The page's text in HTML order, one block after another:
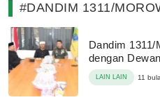
#DANDIM 1311/
Dandim
dengan
LAIN LAIN 11